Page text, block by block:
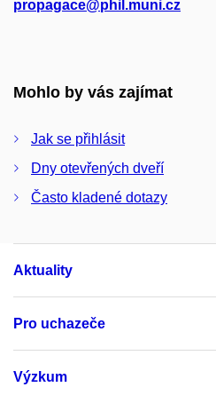
propagace@phil.muni.cz
Mohlo by vás zajímat
Jak se přihlásit
Dny otevřených dveří
Často kladené dotazy
Aktuality
Pro uchazeče
Výzkum